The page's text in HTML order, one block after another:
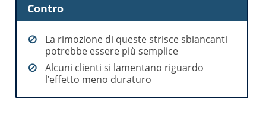
Contro
La rimozione di queste strisce sbiancanti
potrebbe essere più semplice
Alcuni clienti si lamentano riguardo
l’effetto meno duraturo